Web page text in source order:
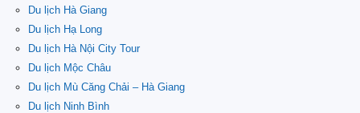
Du lịch Hà Giang
Du lịch Hạ Long
Du lịch Hà Nội City Tour
Du lịch Mộc Châu
Du lịch Mù Căng Chải – Hà Giang
Du lịch Ninh Bình